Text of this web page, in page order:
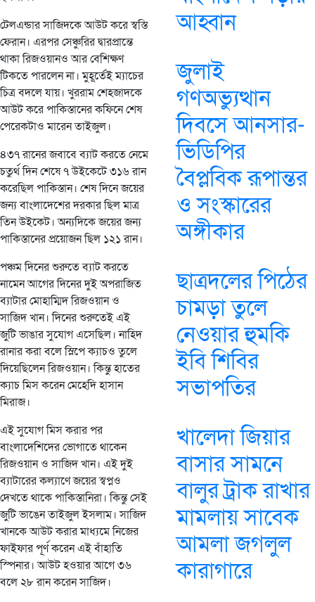
টেলএন্ডার সাজিদকে আউট করে স্বস্তি
ফেরান। এরপর সেঞ্চুরির দ্বারপ্রান্তে
থাকা রিজওয়ানও আর বেশিক্ষণ
টিকতে পারলেন না। মুহূর্তেই ম্যাচের
চিত্র বদলে যায়। খুররাম শেহজাদকে
আউট করে পাকিস্তানের কফিনে শেষ
পেরেকটাও মারেন তাইজুল।
৪৩৭ রানের জবাবে ব্যাট করতে নেমে
চতুর্থ দিন শেষে ৭ উইকেটে ৩১৬ রান
করেছিল পাকিস্তান। শেষ দিনে জয়ের
জন্য বাংলাদেশের দরকার ছিল মাত্র
তিন উইকেট। অন্যদিকে জয়ের জন্য
পাকিস্তানের প্রয়োজন ছিল ১২১ রান।
পঞ্চম দিনের শুরুতে ব্যাট করতে
নামেন আগের দিনের দুই অপরাজিত
ব্যাটার মোহাম্মিদ রিজওয়ান ও
সাজিদ খান। দিনের শুরুতেই এই
জুটি ভাঙার সুযোগ এসেছিল। নাহিদ
রানার করা বলে স্লিপে ক্যাচও তুলে
দিয়েছিলেন রিজওয়ান। কিন্তু হাতের
ক্যাচ মিস করেন মেহেদি হাসান
মিরাজ।
এই সুযোগ মিস করার পর
বাংলাদেশিদের ভোগাতে থাকেন
রিজওয়ান ও সাজিদ খান। এই দুই
ব্যাটারের কল্যাণে জয়ের স্বপ্নও
দেখতে থাকে পাকিস্তানিরা। কিন্তু সেই
জুটি ভাঙেন তাইজুল ইসলাম। সাজিদ
খানকে আউট করার মাধ্যমে নিজের
ফাইফার পূর্ণ করেন এই বাঁহাতি
স্পিনার। আউট হওয়ার আগে ৩৬
বলে ২৮ রান করেন সাজিদ।
আহ্বান
জুলাই
গণঅভ্যুত্থান
দিবসে আনসার-
ভিডিপির
বৈপ্লবিক রূপান্তর
ও সংস্কারের
অঙ্গীকার
ছাত্রদলের পিঠের
চামড়া তুলে
নেওয়ার হুমকি
ইবি শিবির
সভাপতির
খালেদা জিয়ার
বাসার সামনে
বালুর ট্রাক রাখার
মামলায় সাবেক
আমলা জগলুল
কারাগারে